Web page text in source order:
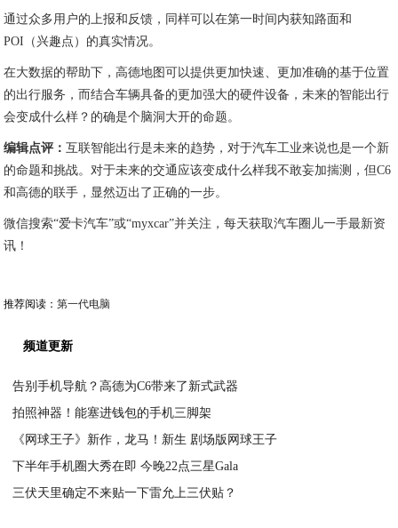
通过众多用户的上报和反馈，同样可以在第一时间内获知路面和
POI（兴趣点）的真实情况。
在大数据的帮助下，高德地图可以提供更加快速、更加准确的基于位置
的出行服务，而结合车辆具备的更加强大的硬件设备，未来的智能出行
会变成什么样？的确是个脑洞大开的命题。
编辑点评：互联智能出行是未来的趋势，对于汽车工业来说也是一个新
的命题和挑战。对于未来的交通应该变成什么样我不敢妄加揣测，但C6
和高德的联手，显然迈出了正确的一步。
微信搜索“爱卡汽车”或“myxcar”并关注，每天获取汽车圈儿一手最新资
讯！
推荐阅读：第一代电脑
频道更新
告别手机导航？高德为C6带来了新式武器
拍照神器！能塞进钱包的手机三脚架
《网球王子》新作，龙马！新生 剧场版网球王子
下半年手机圈大秀在即 今晚22点三星Gala
三伏天里确定不来贴一下雷允上三伏贴？